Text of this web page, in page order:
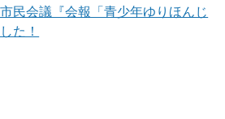
民会議『会報「青少年ゆりほんじ
た！